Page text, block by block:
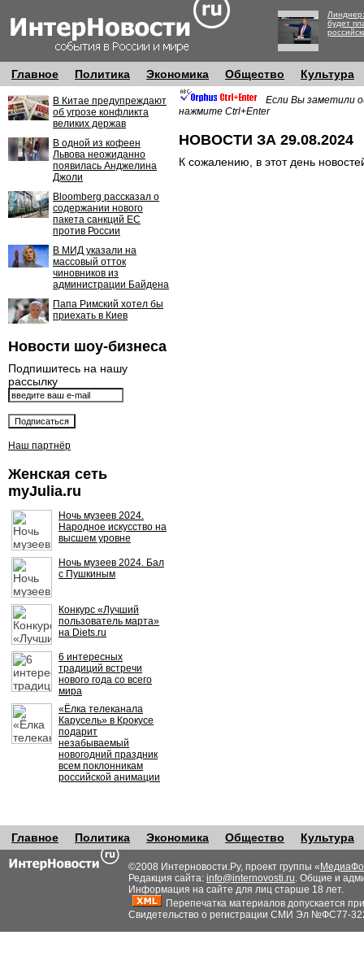
будет
Главное Политика Экономика Общество Культура
В Китае предупреждают
об угрозе конфликта
великих держав
В одной из кофеен
Львова неожиданно
появилась Анджелина
Джоли
Bloomberg рассказал о
содержании нового
пакета санкций ЕС
против России
В МИД указали на
массовый отток
чиновников из
администрации Байдена
Папа Римский хотел бы
приехать в Киев
Новости шоу-бизнеса
Подпишитесь на нашу
рассылку
Наш партнёр
Женская сеть
myJulia.ru
Ночь музеев 2024.
Народное искусство на
высшем уровне
Ночь музеев 2024. Бал
с Пушкиным
Конкурс «Лучший
пользователь марта»
на Diets.ru
6 интересных
традиций встречи
нового года со всего
мира
«Ёлка телеканала
Карусель» в Крокусе
подарит
незабываемый
новогодний праздник
всем поклонникам
российской анимации
Если Вы заметили
нажмите Ctrl+Enter
НОВОСТИ ЗА 29.08.2024
К сожалению, в этот день
Главное Политика Экономика Общество Культура
©2008 Интерновости.Ру, проект группы «
Редакция сайта: info@internovosti.ru. Общие и
Информация на сайте для лиц старше 18 лет.
Перепечатка материалов допускается
Свидетельство о регистрации СМИ Эл №ФС77-